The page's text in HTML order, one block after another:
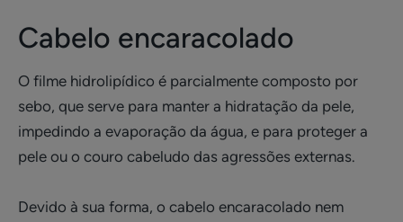
Cabelo encaracolado
O filme hidrolipídico é parcialmente composto por
sebo, que serve para manter a hidratação da pele,
impedindo a evaporação da água, e para proteger a
pele ou o couro cabeludo das agressões externas.
Devido à sua forma, o cabelo encaracolado nem